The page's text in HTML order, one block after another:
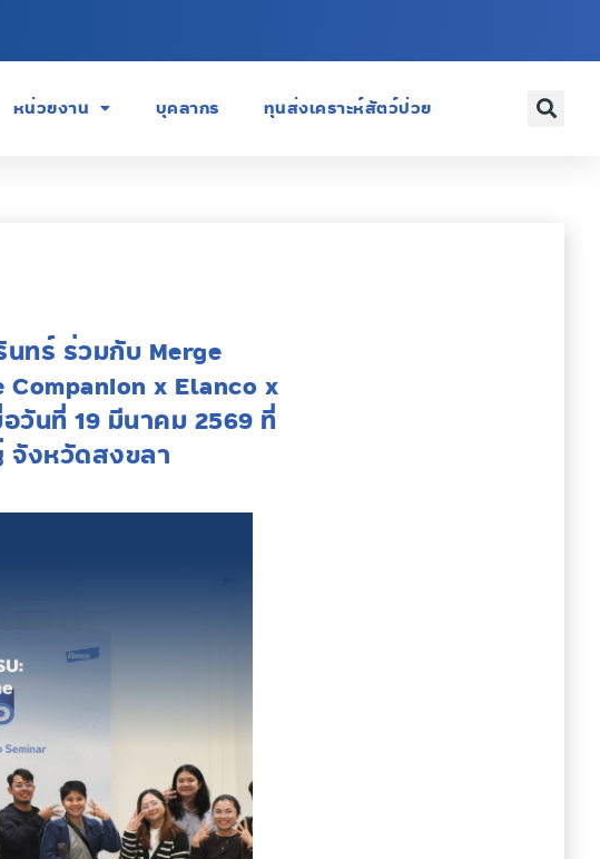
หน่วยงาน บุคลากร ทุนส่งเคราะห์สัตว์ป่วย
ทร์ ร่วมกับ Merge
x Elanco x
วันที่ 19 มีนาคม 2569 ที่
จังหวัดสงขลา